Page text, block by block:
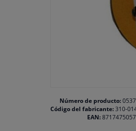
Número de producto:
Código del fabricante:310-
EAN: